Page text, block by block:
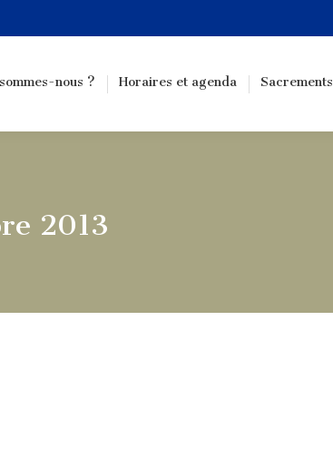
nous ? Horaires et agenda Sacrements
2013